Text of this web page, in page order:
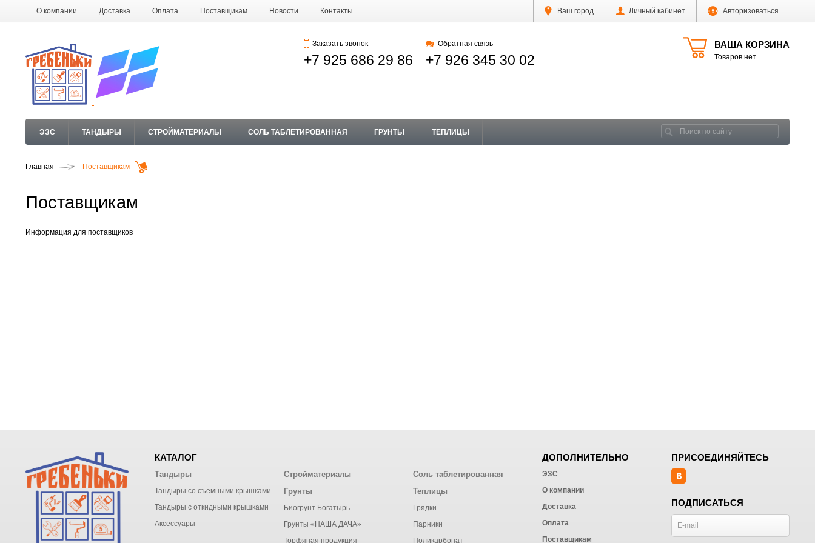
Ваш город Личный кабинет Авторизоваться
О компании Доставка Оплата Поставщикам Новости Контакты
ВАША КОРЗИНА
Товаров нет
Заказать звонок
+7 925 686 29 86
Обратная связь
+7 926 345 30 02
ЭЗС ТАНДЫРЫ СТРОЙМАТЕРИАЛЫ СОЛЬ ТАБЛЕТИРОВАННАЯ ГРУНТЫ ТЕПЛИЦЫ
Главная Поставщикам
Поставщикам
Информация для поставщиков
КАТАЛОГ
Тандыры
Тандыры со съемными крышками
Тандыры с откидными крышками
Аксессуары
Стройматериалы
Соль таблетированная
Грунты
Биогрунт Богатырь
Грунты «НАША ДАЧА»
Торфяная продукция
Теплицы
Грядки
Парники
Поликарбонат
ДОПОЛНИТЕЛЬНО
ЭЗС
О компании
Доставка
Оплата
Поставщикам
ПРИСОЕДИНЯЙТЕСЬ
ПОДПИСАТЬСЯ